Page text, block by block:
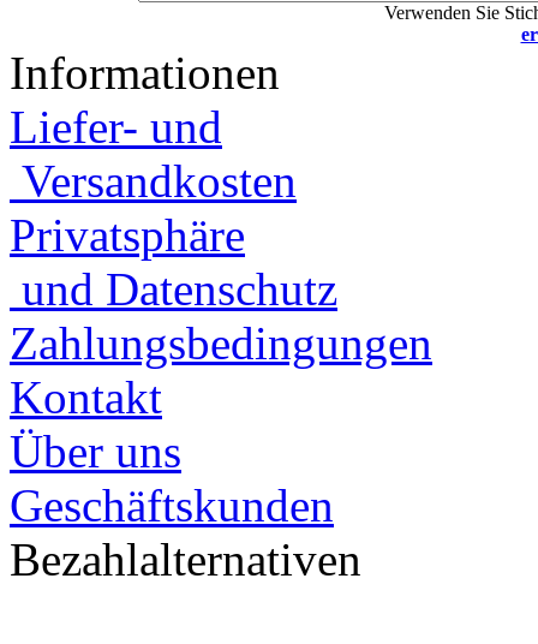
Verwenden Sie
Informationen
Liefer- und
Versandkosten
Privatsphäre
und Datenschutz
Zahlungsbedingungen
Kontakt
Über uns
Geschäftskunden
Bezahlalternativen